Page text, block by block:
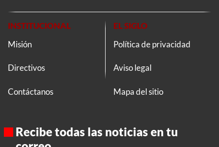
INSTITUCIONAL
Misión
Directivos
Contáctanos
EL SIGLO
Política de privacidad
Aviso legal
Mapa del sitio
Recibe todas las noticias en tu